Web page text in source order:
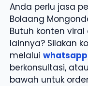
Anda perlu jasa
Bolaang
Butuh konten
lainnya? Silakan
melalui whatsapp
berkonsultasi,
bawah untuk